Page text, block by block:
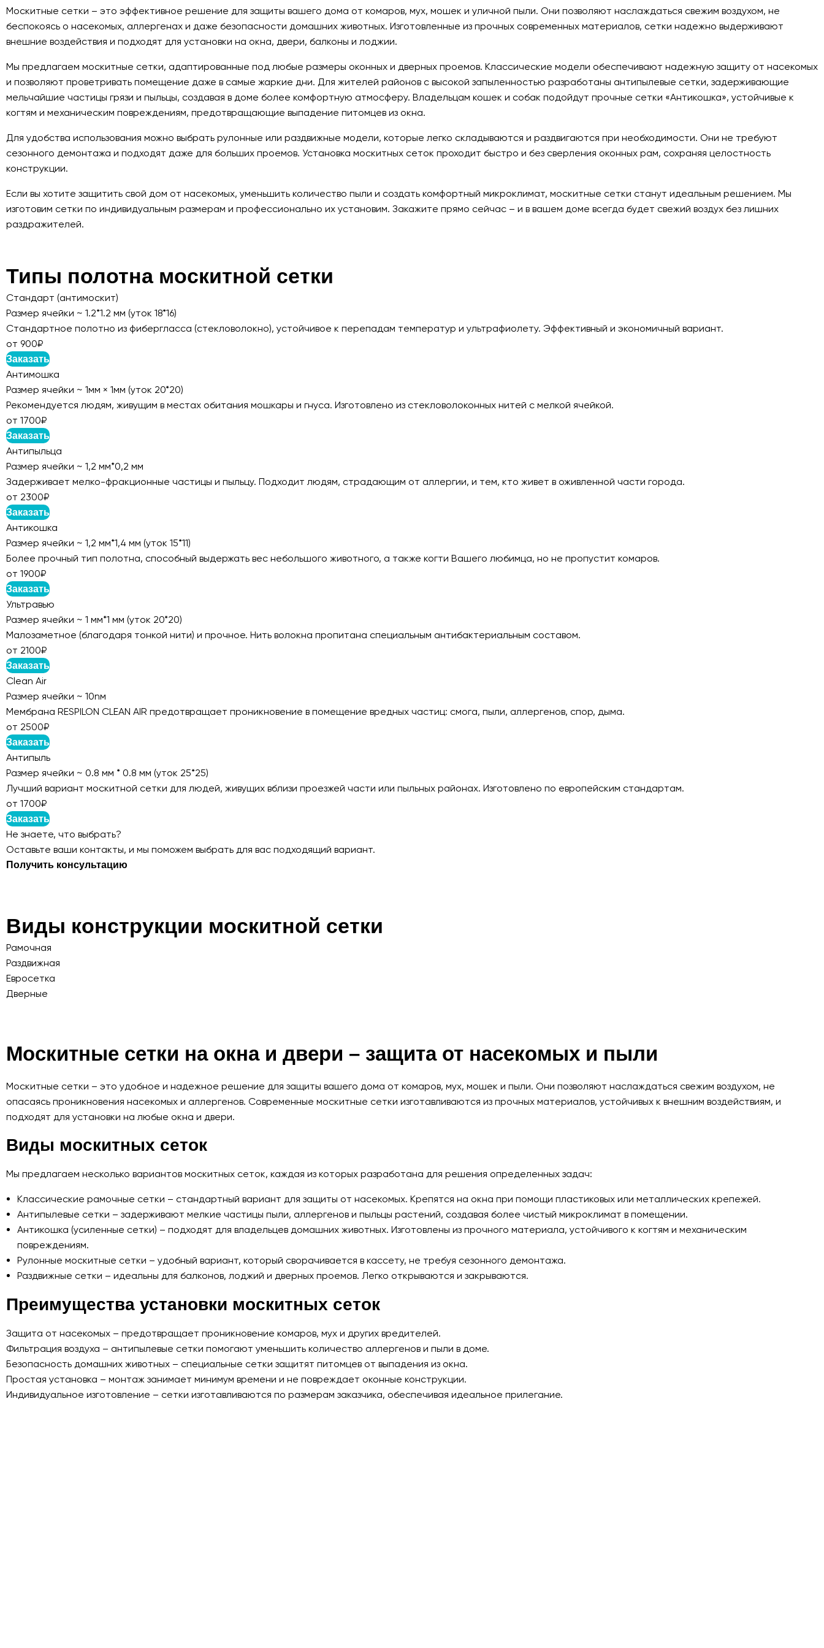
Москитные сетки – это эффективное решение для защиты вашего дома от комаров, мух, мошек и уличной пыли. Они позволяют наслаждаться свежим воздухом, не
беспокоясь о насекомых, аллергенах и даже безопасности домашних животных. Изготовленные из прочных современных материалов, сетки надежно выдерживают
внешние воздействия и подходят для установки на окна, двери, балконы и лоджии.
Мы предлагаем москитные сетки, адаптированные под любые размеры оконных и дверных проемов. Классические модели обеспечивают надежную защиту от насекомых
и позволяют проветривать помещение даже в самые жаркие дни. Для жителей районов с высокой запыленностью разработаны антипылевые сетки, задерживающие
мельчайшие частицы грязи и пыльцы, создавая в доме более комфортную атмосферу. Владельцам кошек и собак подойдут прочные сетки «Антикошка», устойчивые к
когтям и механическим повреждениям, предотвращающие выпадение питомцев из окна.
Для удобства использования можно выбрать рулонные или раздвижные модели, которые легко складываются и раздвигаются при необходимости. Они не требуют
сезонного демонтажа и подходят даже для больших проемов. Установка москитных сеток проходит быстро и без сверления оконных рам, сохраняя целостность
конструкции.
Если вы хотите защитить свой дом от насекомых, уменьшить количество пыли и создать комфортный микроклимат, москитные сетки станут идеальным решением. Мы
изготовим сетки по индивидуальным размерам и профессионально их установим. Закажите прямо сейчас – и в вашем доме всегда будет свежий воздух без лишних
раздражителей.
Типы полотна москитной сетки
Стандарт (антимоскит)
Размер ячейки ~ 1.2*1.2 мм (уток 18*16)
Стандартное полотно из фибергласса (стекловолокно), устойчивое к перепадам температур и ультрафиолету. Эффективный и экономичный вариант.
от 900₽
Заказать
Антимошка
Размер ячейки ~ 1мм × 1мм (уток 20*20)
Рекомендуется людям, живущим в местах обитания мошкары и гнуса. Изготовлено из стекловолоконных нитей с мелкой ячейкой.
от 1700₽
Заказать
Антипыльца
Размер ячейки ~ 1,2 мм*0,2 мм
Задерживает мелко-фракционные частицы и пыльцу. Подходит людям, страдающим от аллергии, и тем, кто живет в оживленной части города.
от 2300₽
Заказать
Антикошка
Размер ячейки ~ 1,2 мм*1,4 мм (уток 15*11)
Более прочный тип полотна, способный выдержать вес небольшого животного, а также когти Вашего любимца, но не пропустит комаров.
от 1900₽
Заказать
Ультравью
Размер ячейки ~ 1 мм*1 мм (уток 20*20)
Малозаметное (благодаря тонкой нити) и прочное. Нить волокна пропитана специальным антибактериальным составом.
от 2100₽
Заказать
Clean Air
Размер ячейки ~ 10nм
Мембрана RESPILON CLEAN AIR предотвращает проникновение в помещение вредных частиц: смога, пыли, аллергенов, спор, дыма.
от 2500₽
Заказать
Антипыль
Размер ячейки ~ 0.8 мм * 0.8 мм (уток 25*25)
Лучший вариант москитной сетки для людей, живущих вблизи проезжей части или пыльных районах. Изготовлено по европейским стандартам.
от 1700₽
Заказать
Не знаете, что выбрать?
Оставьте ваши контакты, и мы поможем выбрать для вас подходящий вариант.
Получить консультацию
Виды конструкции москитной сетки
Рамочная
Раздвижная
Евросетка
Дверные
Москитные сетки на окна и двери – защита от насекомых и пыли
Москитные сетки – это удобное и надежное решение для защиты вашего дома от комаров, мух, мошек и пыли. Они позволяют наслаждаться свежим воздухом, не
опасаясь проникновения насекомых и аллергенов. Современные москитные сетки изготавливаются из прочных материалов, устойчивых к внешним воздействиям, и
подходят для установки на любые окна и двери.
Виды москитных сеток
Мы предлагаем несколько вариантов москитных сеток, каждая из которых разработана для решения определенных задач:
Классические рамочные сетки – стандартный вариант для защиты от насекомых. Крепятся на окна при помощи пластиковых или металлических крепежей.
Антипылевые сетки – задерживают мелкие частицы пыли, аллергенов и пыльцы растений, создавая более чистый микроклимат в помещении.
Антикошка (усиленные сетки) – подходят для владельцев домашних животных. Изготовлены из прочного материала, устойчивого к когтям и механическим
повреждениям.
Рулонные москитные сетки – удобный вариант, который сворачивается в кассету, не требуя сезонного демонтажа.
Раздвижные сетки – идеальны для балконов, лоджий и дверных проемов. Легко открываются и закрываются.
Преимущества установки москитных сеток
Защита от насекомых – предотвращает проникновение комаров, мух и других вредителей.
Фильтрация воздуха – антипылевые сетки помогают уменьшить количество аллергенов и пыли в доме.
Безопасность домашних животных – специальные сетки защитят питомцев от выпадения из окна.
Простая установка – монтаж занимает минимум времени и не повреждает оконные конструкции.
Индивидуальное изготовление – сетки изготавливаются по размерам заказчика, обеспечивая идеальное прилегание.